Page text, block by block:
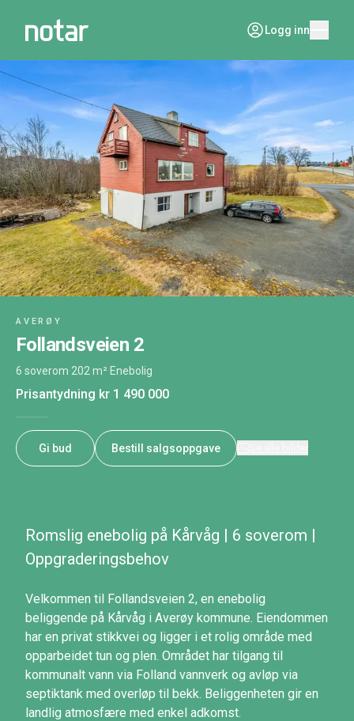
Logg inn
AVERØY
Follandsveien 2
6 soverom·202 m²·Enebolig
Prisantydning kr 1 490 000
Gi bud Bestill salgsoppgave
Romslig enebolig på Kårvåg | 6 soverom |
Oppgraderingsbehov
Velkommen til Follandsveien 2, en enebolig
beliggende på Kårvåg i Averøy kommune. Eiendommen
har en privat stikkvei og ligger i et rolig område med
opparbeidet tun og plen. Området har tilgang til
kommunalt vann via Folland vannverk og avløp via
septiktank med overløp til bekk. Beliggenheten gir en
landlig atmosfære med enkel adkomst.